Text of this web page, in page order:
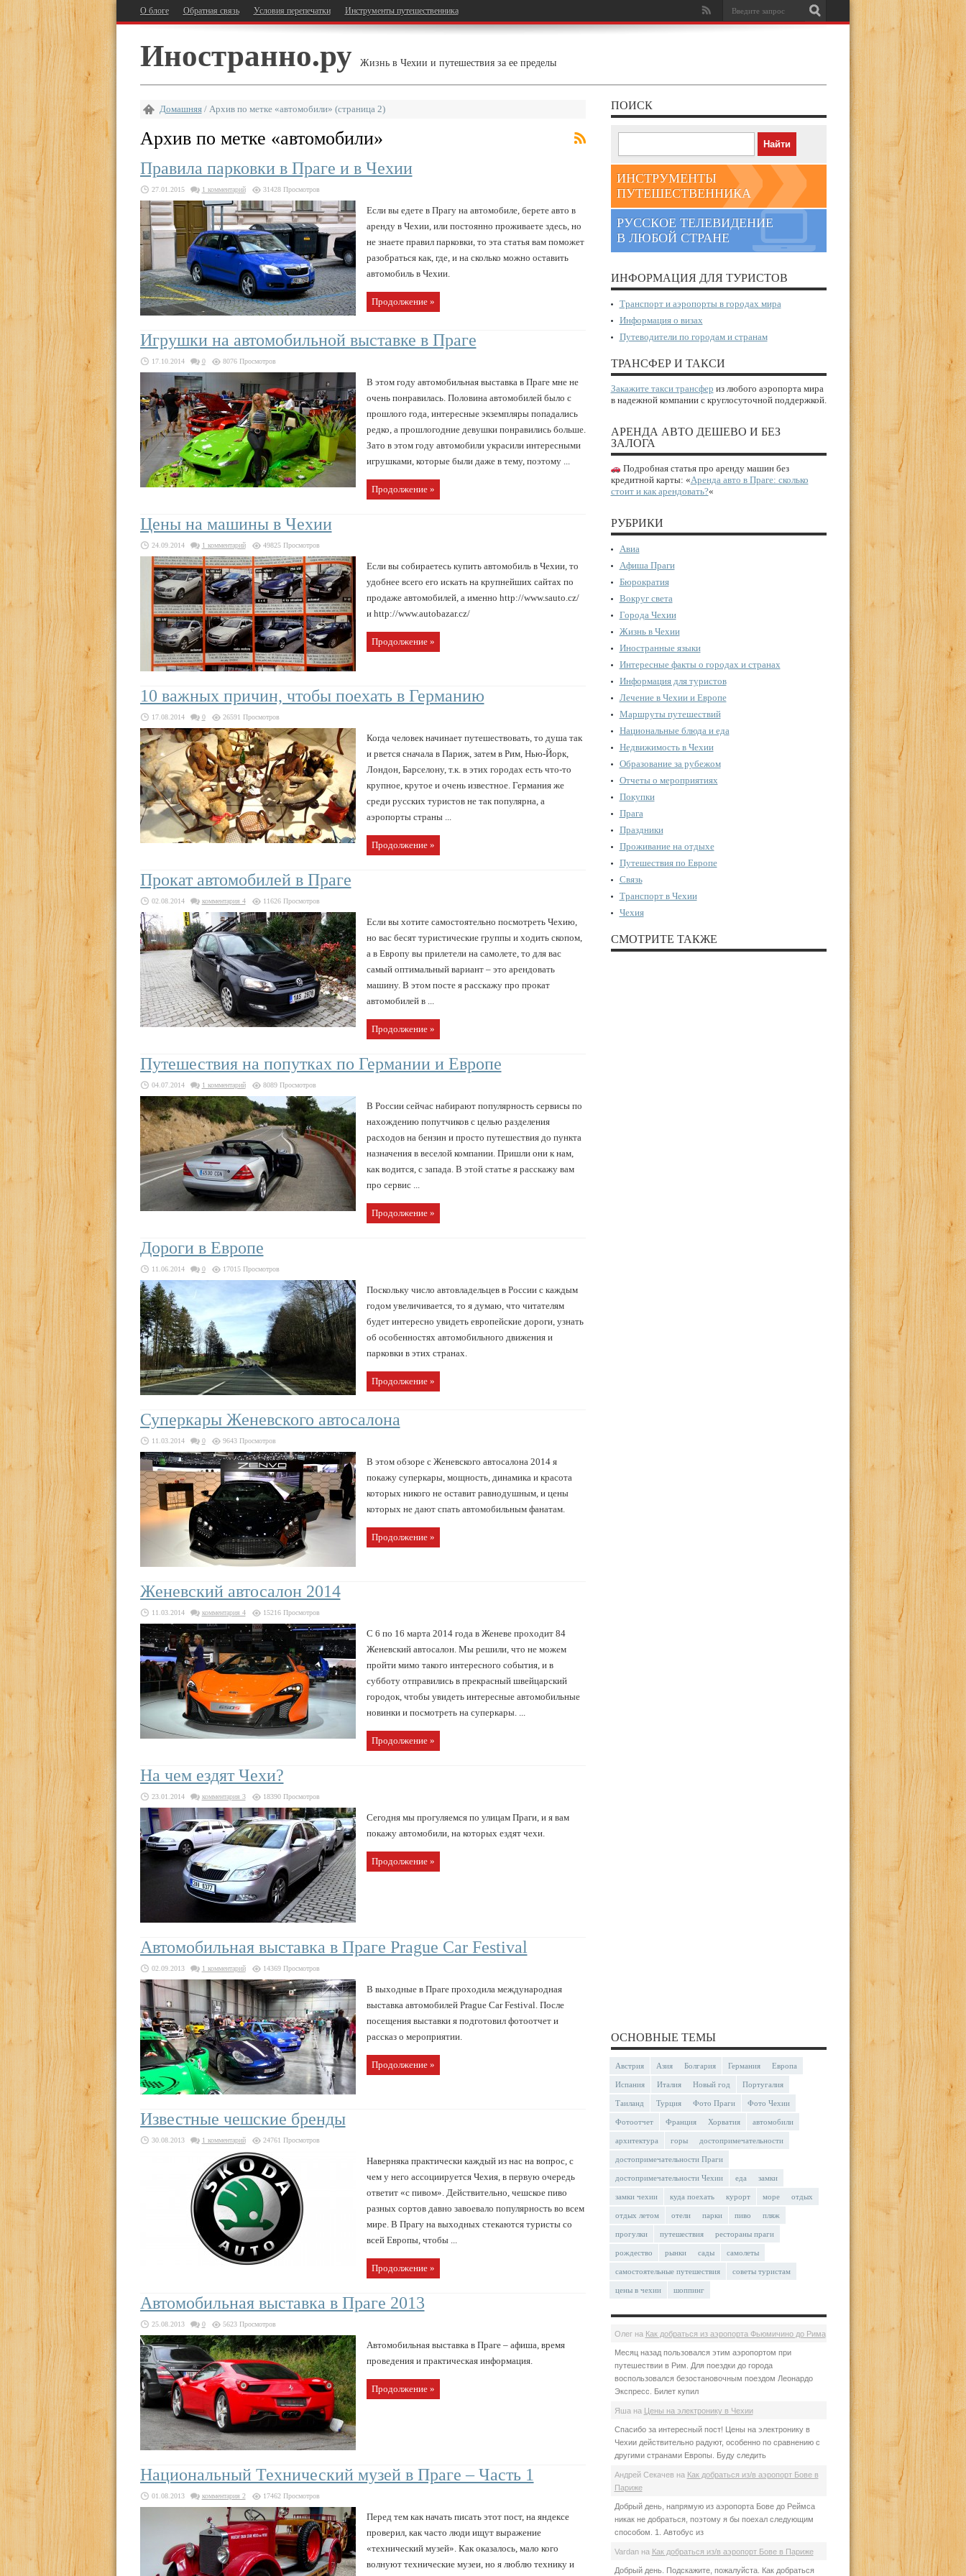
О блоге Обратная связь Условия перепечатки Инструменты путешественника
Иностранно.ру Жизнь в Чехии и путешествия за ее пределы
Домашняя/ Архив по метке «автомобили» (страница 2)
Архив по метке «автомобили»
Правила парковки в Праге и в Чехии
27.01.2015 1 комментарий 31428 Просмотров
Если вы едете в Прагу на автомобиле, берете авто в
аренду в Чехии, или постоянно проживаете здесь, но
не знаете правил парковки, то эта статья вам поможет
разобраться как, где, и на сколько можно оставить
автомобиль в Чехии.
Продолжение »
Игрушки на автомобильной выставке в Праге
17.10.2014 0 8076 Просмотров
В этом году автомобильная выставка в Праге мне не
очень понравилась. Половина автомобилей было с
прошлого года, интересные экземпляры попадались
редко, а прошлогодние девушки понравились больше.
Зато в этом году автомобили украсили интересными
игрушками, которые были даже в тему, поэтому ...
Продолжение »
Цены на машины в Чехии
24.09.2014 1 комментарий 49825 Просмотров
Если вы собираетесь купить автомобиль в Чехии, то
удобнее всего его искать на крупнейших сайтах по
продаже автомобилей, а именно http://www.sauto.cz/
и http://www.autobazar.cz/
Продолжение »
10 важных причин, чтобы поехать в Германию
17.08.2014 0 26591 Просмотров
Когда человек начинает путешествовать, то душа так
и рвется сначала в Париж, затем в Рим, Нью-Йорк,
Лондон, Барселону, т.к. в этих городах есть что-то
крупное, крутое и очень известное. Германия же
среди русских туристов не так популярна, а
аэропорты страны ...
Продолжение »
Прокат автомобилей в Праге
02.08.2014 комментария 4 11626 Просмотров
Если вы хотите самостоятельно посмотреть Чехию,
но вас бесят туристические группы и ходить скопом,
а в Европу вы прилетели на самолете, то для вас
самый оптимальный вариант – это арендовать
машину. В этом посте я расскажу про прокат
автомобилей в ...
Продолжение »
Путешествия на попутках по Германии и Европе
04.07.2014 1 комментарий 8089 Просмотров
В России сейчас набирают популярность сервисы по
нахождению попутчиков с целью разделения
расходов на бензин и просто путешествия до пункта
назначения в веселой компании. Пришли они к нам,
как водится, с запада. В этой статье я расскажу вам
про сервис ...
Продолжение »
Дороги в Европе
11.06.2014 0 17015 Просмотров
Поскольку число автовладельцев в России с каждым
годом увеличивается, то я думаю, что читателям
будет интересно увидеть европейские дороги, узнать
об особенностях автомобильного движения и
парковки в этих странах.
Продолжение »
Суперкары Женевского автосалона
11.03.2014 0 9643 Просмотров
В этом обзоре с Женевского автосалона 2014 я
покажу суперкары, мощность, динамика и красота
которых никого не оставит равнодушным, и цены
которых не дают спать автомобильным фанатам.
Продолжение »
Женевский автосалон 2014
11.03.2014 комментария 4 15216 Просмотров
С 6 по 16 марта 2014 года в Женеве проходит 84
Женевский автосалон. Мы решили, что не можем
пройти мимо такого интересного события, и в
субботу отправились в прекрасный швейцарский
городок, чтобы увидеть интересные автомобильные
новинки и посмотреть на суперкары. ...
Продолжение »
На чем ездят Чехи?
23.01.2014 комментария 3 18390 Просмотров
Сегодня мы прогуляемся по улицам Праги, и я вам
покажу автомобили, на которых ездят чехи.
Продолжение »
Автомобильная выставка в Праге Prague Car Festival
02.09.2013 1 комментарий 14369 Просмотров
В выходные в Праге проходила международная
выставка автомобилей Prague Car Festival. После
посещения выставки я подготовил фотоотчет и
рассказ о мероприятии.
Продолжение »
Известные чешские бренды
30.08.2013 1 комментарий 24761 Просмотров
Наверняка практически каждый из нас на вопрос, с
чем у него ассоциируется Чехия, в первую очередь
ответит «с пивом». Действительно, чешское пиво
разных сортов давно завоевало популярность во всем
мире. В Прагу на выходных стекаются туристы со
всей Европы, чтобы ...
Продолжение »
Автомобильная выставка в Праге 2013
25.08.2013 0 5623 Просмотров
Автомобильная выставка в Праге – афиша, время
проведения и практическая информация.
Продолжение »
Национальный Технический музей в Праге – Часть 1
01.08.2013 комментария 2 17462 Просмотров
Перед тем как начать писать этот пост, на яндексе
проверил, как часто люди ищут выражение
«технический музей». Как оказалось, мало кого
волнуют технические музеи, но я люблю технику и
ПОИСК
ИНСТРУМЕНТЫ
ПУТЕШЕСТВЕННИКА
РУССКОЕ ТЕЛЕВИДЕНИЕ
В ЛЮБОЙ СТРАНЕ
ИНФОРМАЦИЯ ДЛЯ ТУРИСТОВ
Транспорт и аэропорты в городах мира
Информация о визах
Путеводители по городам и странам
ТРАНСФЕР И ТАКСИ
Закажите такси трансфер из любого аэропорта мира
в надежной компании с круглосуточной поддержкой.
АРЕНДА АВТО ДЕШЕВО И БЕЗ
ЗАЛОГА
Подробная статья про аренду машин без
кредитной карты: «Аренда авто в Праге: сколько
стоит и как арендовать?«
РУБРИКИ
Авиа
Афиша Праги
Бюрократия
Вокруг света
Города Чехии
Жизнь в Чехии
Иностранные языки
Интересные факты о городах и странах
Информация для туристов
Лечение в Чехии и Европе
Маршруты путешествий
Национальные блюда и еда
Недвижимость в Чехии
Образование за рубежом
Отчеты о мероприятиях
Покупки
Прага
Праздники
Проживание на отдыхе
Путешествия по Европе
Связь
Транспорт в Чехии
Чехия
СМОТРИТЕ ТАКЖЕ
ОСНОВНЫЕ ТЕМЫ
Австрия Азия Болгария Германия Европа
Испания Италия Новый год Португалия
Таиланд Турция Фото Праги Фото Чехии
Фотоотчет Франция Хорватия автомобили
архитектура горы достопримечательности
достопримечательности Праги
достопримечательности Чехии еда замки
замки чехии куда поехать курорт море отдых
отдых летом отели парки пиво пляж
прогулки путешествия рестораны праги
рождество рынки сады самолеты
самостоятельные путешествия советы туристам
цены в чехии шоппинг
Олегна Как добраться из аэропорта Фьюмичино до Рима
Месяц назад пользовался этим аэропортом при
путешествии в Рим. Для поездки до города
воспользовался безостановочным поездом Леонардо
Экспресс. Билет купил
Яша на Цены на электронику в Чехии
Спасибо за интересный пост! Цены на электронику в
Чехии действительно радуют, особенно по сравнению с
другими странами Европы. Буду следить
Андрей Секачев на Как добраться из/в аэропорт Бове в
Париже
Добрый день, напрямую из аэропорта Бове до Реймса
никак не добраться, поэтому я бы поехал следующим
способом. 1. Автобус из
Vardanна Как добраться из/в аэропорт Бове в Париже
Добрый день. Подскажите, пожалуйста. Как добраться